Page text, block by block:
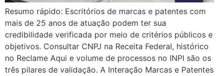
Resumo rápido: Escritórios de marcas e patentes com
mais de 25 anos de atuação podem ter sua
credibilidade verificada por meio de critérios públicos e
objetivos. Consultar CNPJ na Receita Federal, histórico
no Reclame Aqui e volume de processos no INPI são os
três pilares de validação. A Interação Marcas e Patentes